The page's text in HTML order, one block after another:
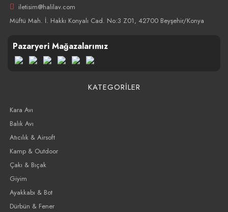
iletisim@halilav.com
Müftü Mah. İ. Hakkı Konyalı Cad. No:3 Z01, 42700 Beyşehir/Konya
Pazaryeri Mağazalarımız
KATEGORİLER
Kara Avı
Balık Avı
Atıcılık & Airsoft
Kamp & Outdoor
Çakı & Bıçak
Giyim
Ayakkabı & Bot
Dürbün & Fener